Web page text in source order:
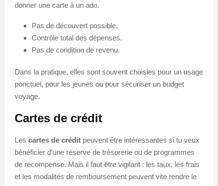
donner une carte à un ado.
Pas de découvert possible.
Contrôle total des dépenses.
Pas de condition de revenu.
Dans la pratique, elles sont souvent choisies pour un usage
ponctuel, pour les jeunes ou pour sécuriser un budget
voyage.
Cartes de crédit
Les cartes de crédit peuvent être intéressantes si tu veux
bénéficier d’une réserve de trésorerie ou de programmes
de récompense. Mais il faut être vigilant : les taux, les frais
et les modalités de remboursement peuvent vite rendre le